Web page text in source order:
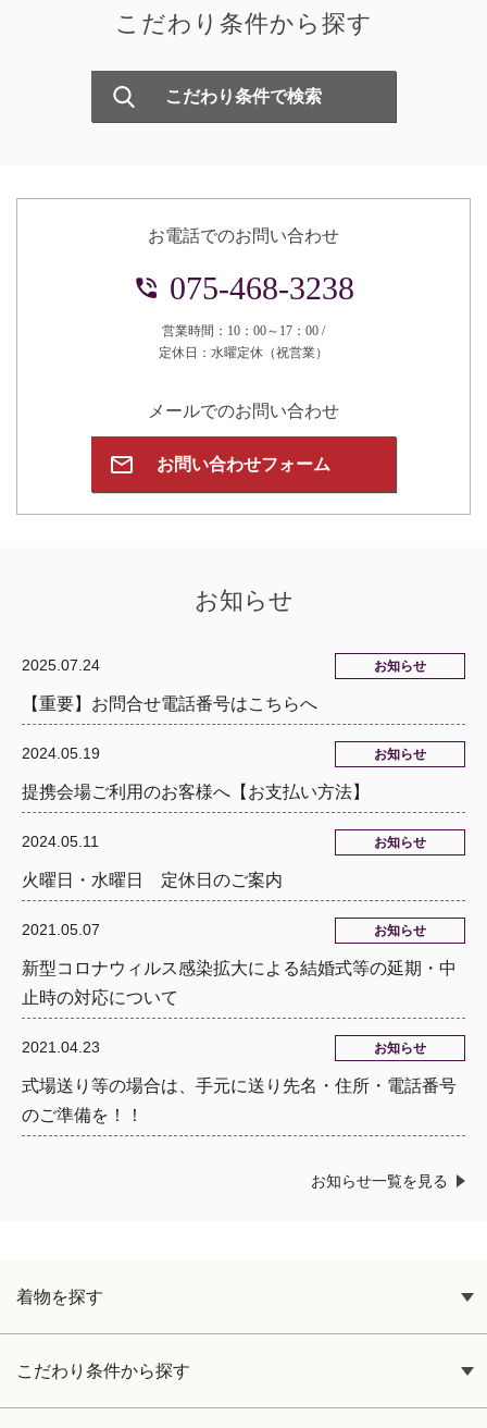
こだわり条件から探す
こだわり条件で検索
お電話でのお問い合わせ
075-468-3238
営業時間：10：00～17：00 /
定休日：水曜定休（祝営業）
メールでのお問い合わせ
お問い合わせフォーム
お知らせ
2025.07.24 お知らせ
【重要】お問合せ電話番号はこちらへ
2024.05.19 お知らせ
提携会場ご利用のお客様へ【お支払い方法】
2024.05.11 お知らせ
火曜日・水曜日 定休日のご案内
2021.05.07 お知らせ
新型コロナウィルス感染拡大による結婚式等の延期・中
止時の対応について
2021.04.23 お知らせ
式場送り等の場合は、手元に送り先名・住所・電話番号
のご準備を！！
お知らせ一覧を見る
着物を探す
こだわり条件から探す